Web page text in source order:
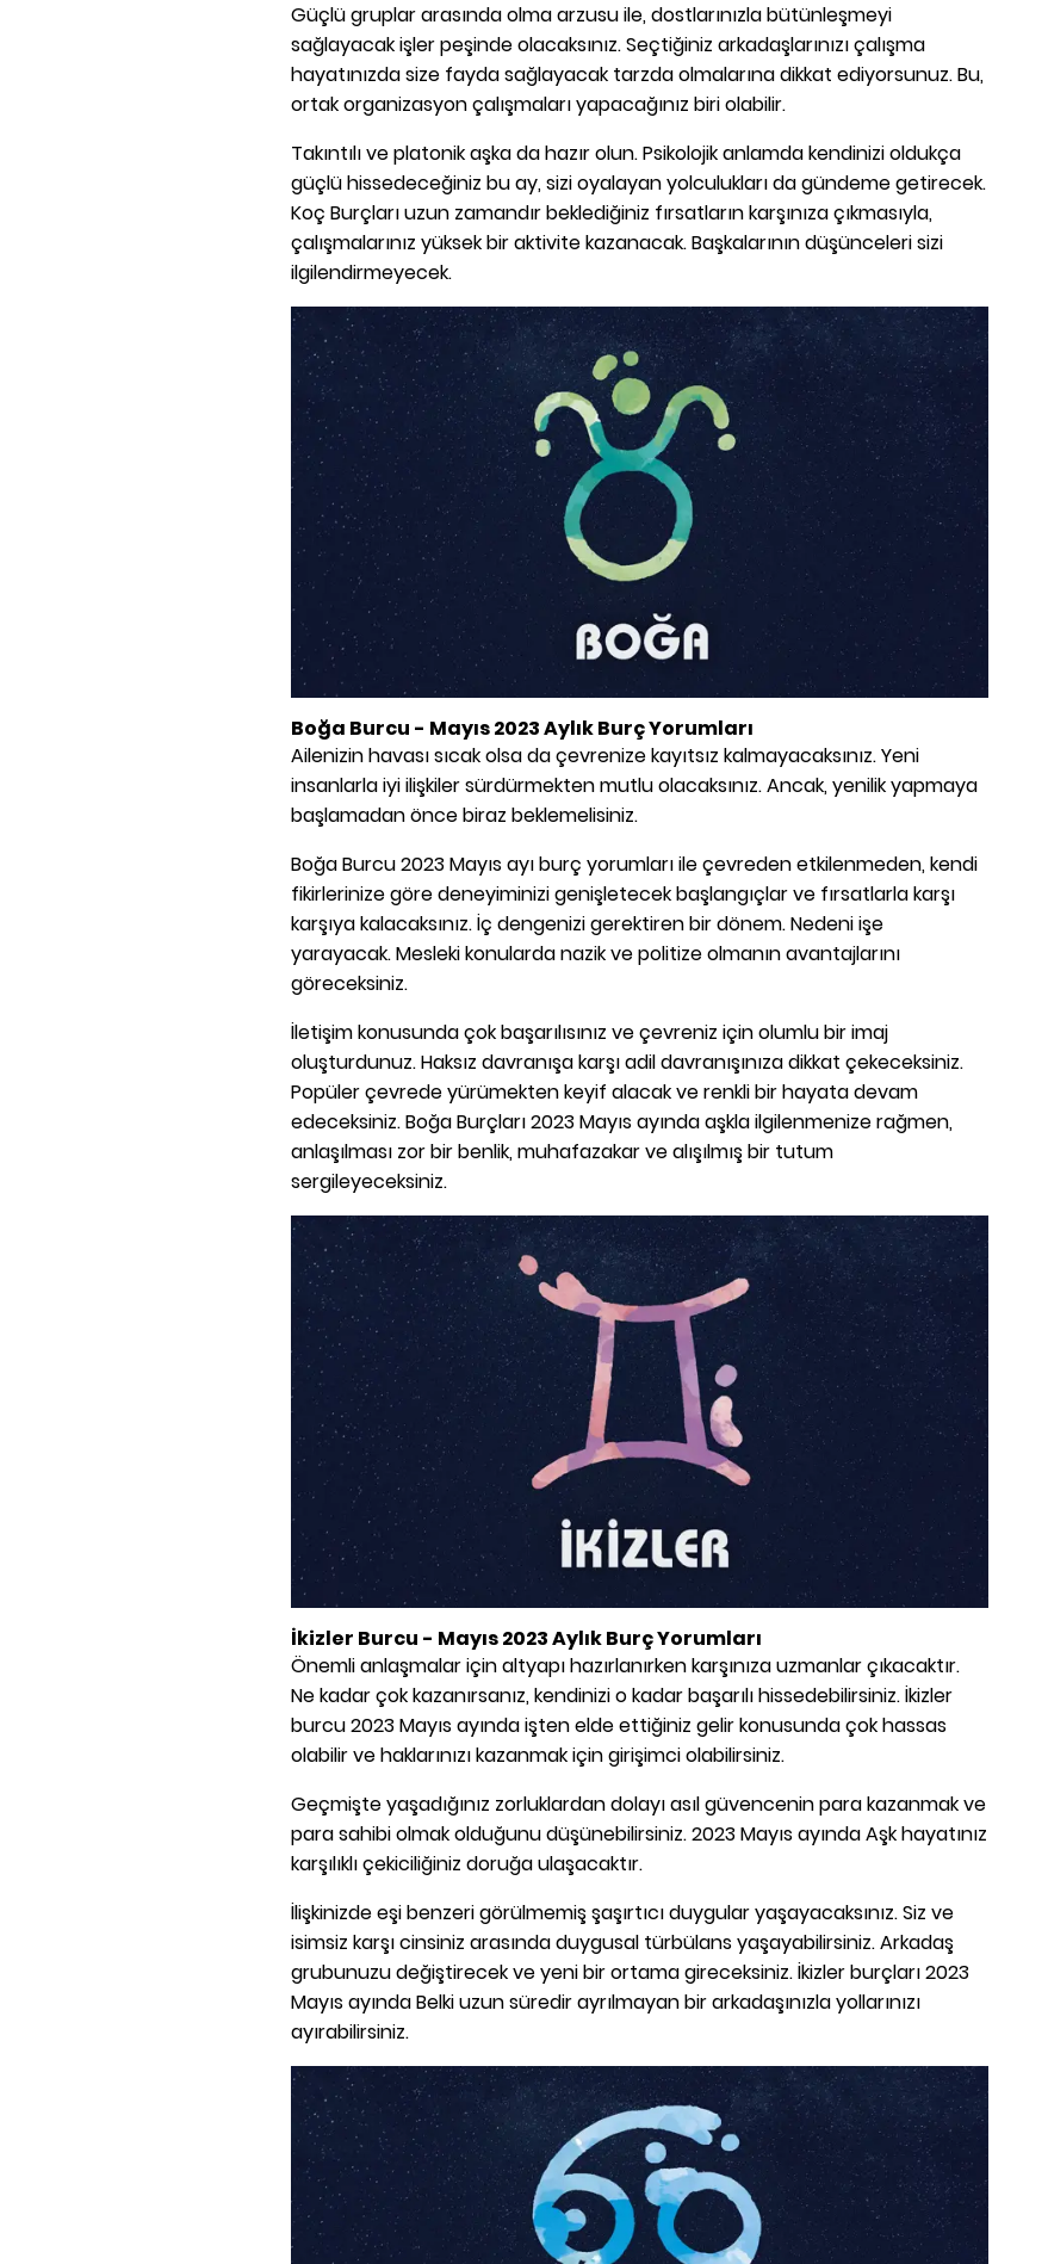
Güçlü gruplar arasında olma arzusu ile, dostlarınızla bütünleşmeyi
sağlayacak işler peşinde olacaksınız. Seçtiğiniz arkadaşlarınızı çalışma
hayatınızda size fayda sağlayacak tarzda olmalarına dikkat ediyorsunuz. Bu,
ortak organizasyon çalışmaları yapacağınız biri olabilir.
Takıntılı ve platonik aşka da hazır olun. Psikolojik anlamda kendinizi oldukça
güçlü hissedeceğiniz bu ay, sizi oyalayan yolculukları da gündeme getirecek.
Koç Burçları uzun zamandır beklediğiniz fırsatların karşınıza çıkmasıyla,
çalışmalarınız yüksek bir aktivite kazanacak. Başkalarının düşünceleri sizi
ilgilendirmeyecek.
Boğa Burcu - Mayıs 2023 Aylık Burç Yorumları
Ailenizin havası sıcak olsa da çevrenize kayıtsız kalmayacaksınız. Yeni
insanlarla iyi ilişkiler sürdürmekten mutlu olacaksınız. Ancak, yenilik yapmaya
başlamadan önce biraz beklemelisiniz.
Boğa Burcu 2023 Mayıs ayı burç yorumları ile çevreden etkilenmeden, kendi
fikirlerinize göre deneyiminizi genişletecek başlangıçlar ve fırsatlarla karşı
karşıya kalacaksınız. İç dengenizi gerektiren bir dönem. Nedeni işe
yarayacak. Mesleki konularda nazik ve politize olmanın avantajlarını
göreceksiniz.
İletişim konusunda çok başarılısınız ve çevreniz için olumlu bir imaj
oluşturdunuz. Haksız davranışa karşı adil davranışınıza dikkat çekeceksiniz.
Popüler çevrede yürümekten keyif alacak ve renkli bir hayata devam
edeceksiniz. Boğa Burçları 2023 Mayıs ayında aşkla ilgilenmenize rağmen,
anlaşılması zor bir benlik, muhafazakar ve alışılmış bir tutum
sergileyeceksiniz.
İkizler Burcu - Mayıs 2023 Aylık Burç Yorumları
Önemli anlaşmalar için altyapı hazırlanırken karşınıza uzmanlar çıkacaktır.
Ne kadar çok kazanırsanız, kendinizi o kadar başarılı hissedebilirsiniz. İkizler
burcu 2023 Mayıs ayında işten elde ettiğiniz gelir konusunda çok hassas
olabilir ve haklarınızı kazanmak için girişimci olabilirsiniz.
Geçmişte yaşadığınız zorluklardan dolayı asıl güvencenin para kazanmak ve
para sahibi olmak olduğunu düşünebilirsiniz. 2023 Mayıs ayında Aşk hayatınız
karşılıklı çekiciliğiniz doruğa ulaşacaktır.
İlişkinizde eşi benzeri görülmemiş şaşırtıcı duygular yaşayacaksınız. Siz ve
isimsiz karşı cinsiniz arasında duygusal türbülans yaşayabilirsiniz. Arkadaş
grubunuzu değiştirecek ve yeni bir ortama gireceksiniz. İkizler burçları 2023
Mayıs ayında Belki uzun süredir ayrılmayan bir arkadaşınızla yollarınızı
ayırabilirsiniz.